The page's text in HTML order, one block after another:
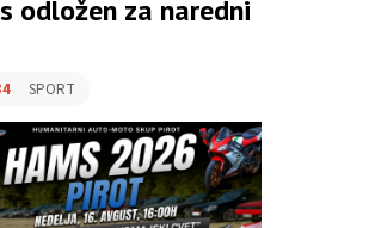
odložen za naredni
SPORT